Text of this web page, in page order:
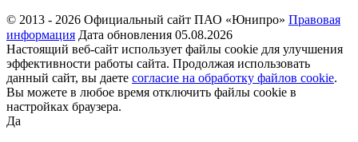
© 2013 - 2026 Официальный сайт ПАО «Юнипро» Правовая
информация Дата обновления 05.08.2026
Настоящий веб-сайт использует файлы cookie для улучшения
эффективности работы сайта. Продолжая использовать
данный сайт, вы даете согласие на обработку файлов cookie.
Вы можете в любое время отключить файлы cookie в
настройках браузера.
Да